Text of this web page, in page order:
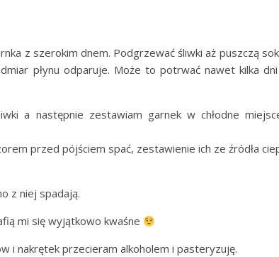
z szerokim dnem. Podgrzewać śliwki aż puszczą
płynu odparuje. Może to potrwać nawet kilka
a następnie zestawiam garnek w chłodne
przed pójściem spać, zestawienie ich ze źródła
z niej spadają.
mi się wyjątkowo kwaśne
i nakrętek przecieram alkoholem i pasteryzuję.